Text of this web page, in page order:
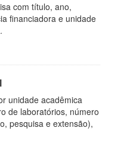
com título, ano,
financiadora e unidade
unidade acadêmica
de laboratórios, número
pesquisa e extensão),